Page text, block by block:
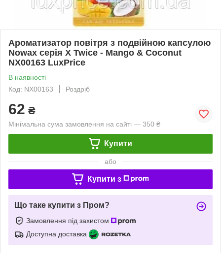
Ароматизатор повітря з подвійною капсулою
Nowax серія X Twice - Mango & Coconut
NX00163 LuxPrice
В наявності
Код: NX00163
Роздріб
62 ₴
Мінімальна сума замовлення на сайті — 350 ₴
Купити
або
Купити з
Що таке купити з Пром?
Замовлення під захистом
Доступна доставка